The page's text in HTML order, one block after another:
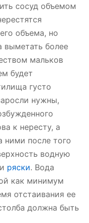
сосуд объемом
объема, но
выметать более
мальков
будет
густо
нужны,
к нересту, а
ними после того
водную
ряски. Вода
как минимум
отстаивания ее
должна быть